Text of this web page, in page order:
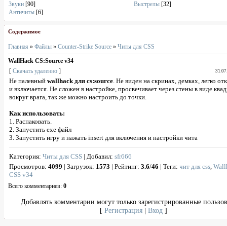
Звуки [90] Выстрелы [32]
Античиты [6]
Содержимое
Главная » Файлы » Counter-Strike Source » Читы для CSS
WallHack CS:Source v34
[ Скачать удаленно ]
Не палевный wallhack для cs:source. Не виден на скринах, демках, легко
и включается. Не сложен в настройке, просвечивает через стены в виде
вокруг врага, так же можно настроить до точки.
Как использовать:
1. Распаковать.
2. Запустить ехе файл
3. Запустить игру и нажать insert для включения и настройки чита
Категория: Читы для CSS | Добавил: sfr666
Просмотров: 4099 | Загрузок: 1573 | Рейтинг: 3.6/46 | Теги: чит для css,
CSS v34
Всего комментариев: 0
Добавлять комментарии могут только зарегистрированные
[ Регистрация | Вход ]